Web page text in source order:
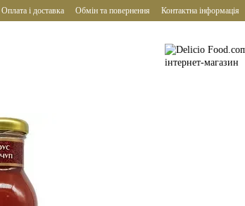
Оплата і доставка Обмін та повернення Контактна інформація